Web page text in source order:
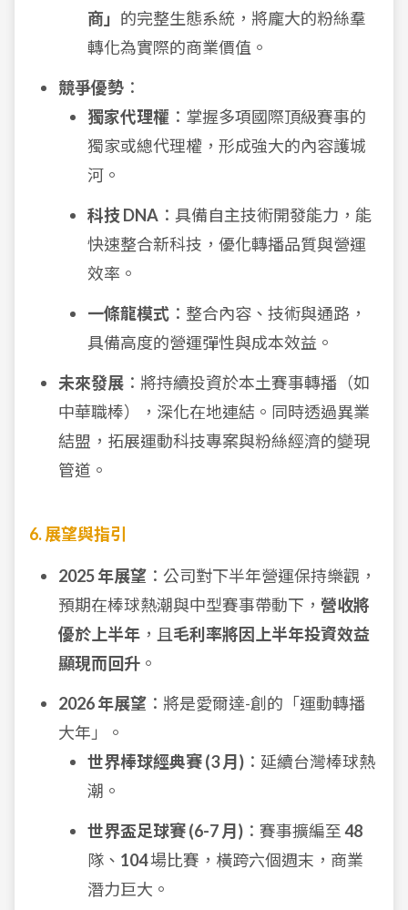
商」 的完整生態系統，將龐大的粉絲羣
轉化為實際的商業價值。
競爭優勢 ：
獨家代理權 ：掌握多項國際頂級賽事的
獨家或總代理權，形成強大的內容護城
河。
科技 DNA ：具備自主技術開發能力，能
快速整合新科技，優化轉播品質與營運
效率。
一條龍模式 ：整合內容、技術與通路，
具備高度的營運彈性與成本效益。
未來發展 ：將持續投資於本土賽事轉播（如
中華職棒），深化在地連結。同時透過異業
結盟，拓展運動科技專案與粉絲經濟的變現
管道。
6. 展望與指引
2025 年展望 ：公司對下半年營運保持樂觀，
預期在棒球熱潮與中型賽事帶動下， 營收將
優於上半年 ，且毛利率將因上半年投資效益
顯現而回升 。
2026 年展望 ：將是愛爾達-創的「運動轉播
大年」。
世界棒球經典賽 (3 月) ：延續台灣棒球熱
潮。
世界盃足球賽 (6-7 月) ：賽事擴編至 48
隊、 104場比賽，橫跨六個週末，商業
潛力巨大。